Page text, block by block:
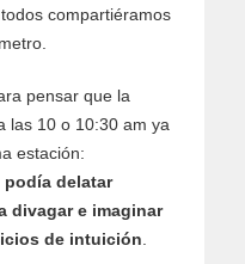
compartiéramos
pensar que la
las 10 o 10:30 am ya
estación:
podía delatar
divagar e imaginar
de intuición